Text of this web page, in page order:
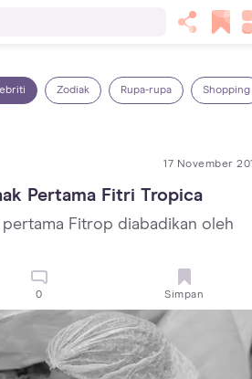
Zodiak Rupa-rupa Shopping
17 November
Pertama Fitri Tropica
pertama Fitrop diabadikan oleh
0 Simpan